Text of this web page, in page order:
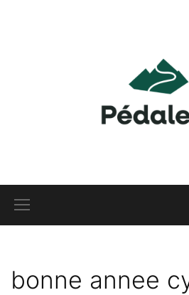
bonne annee